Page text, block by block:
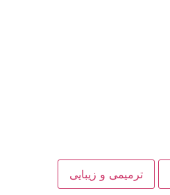
ترمیمی و زیبایی